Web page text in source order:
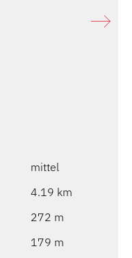
mittel
4.19 km
272 m
179 m